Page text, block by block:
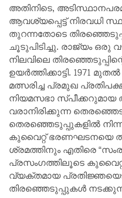
അതിനിടെ,
ആവശ്യപ്പെട്ട് നിരവധി
തുറന്നതോടെ
ചൂടുപിടിച്ചു. രാജ്യം ഒരു
നിലവിലെ
ഉയർത്തിക്കാട്ടി. 1971
മത്സരിച്ച പ്രമുഖ
നിയമസഭാ
വരാനിരിക്കുന്ന
തെരഞ്ഞെടുപ്പുകളിൽ
കുവൈറ്റ് ഭരണഘടനയെ
ശ്രമത്തിനും എതിരെ
പ്രസംഗത്തിലൂടെ
വ്യക്തമായ
തിരഞ്ഞെടുപ്പുകൾ